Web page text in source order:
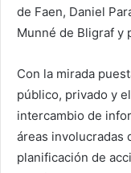
de Faen, Daniel
Munné de Bligraf y
Con la mirada
público, privado y
intercambio de
áreas involucradas
planificación de